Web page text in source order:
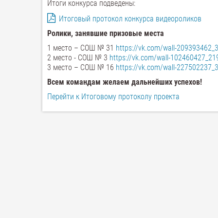
Итоги конкурса подведены:
Итоговый протокол конкурса видеороликов
Ролики, занявшие призовые места
1 место – СОШ № 31 https://vk.com/wall-
2 место - СОШ № 3 https://vk.com/wall-
3 место – СОШ № 16 https://vk.com/wall-
Всем командам желаем дальнейших успехов!
Перейти к Итоговому протоколу проекта